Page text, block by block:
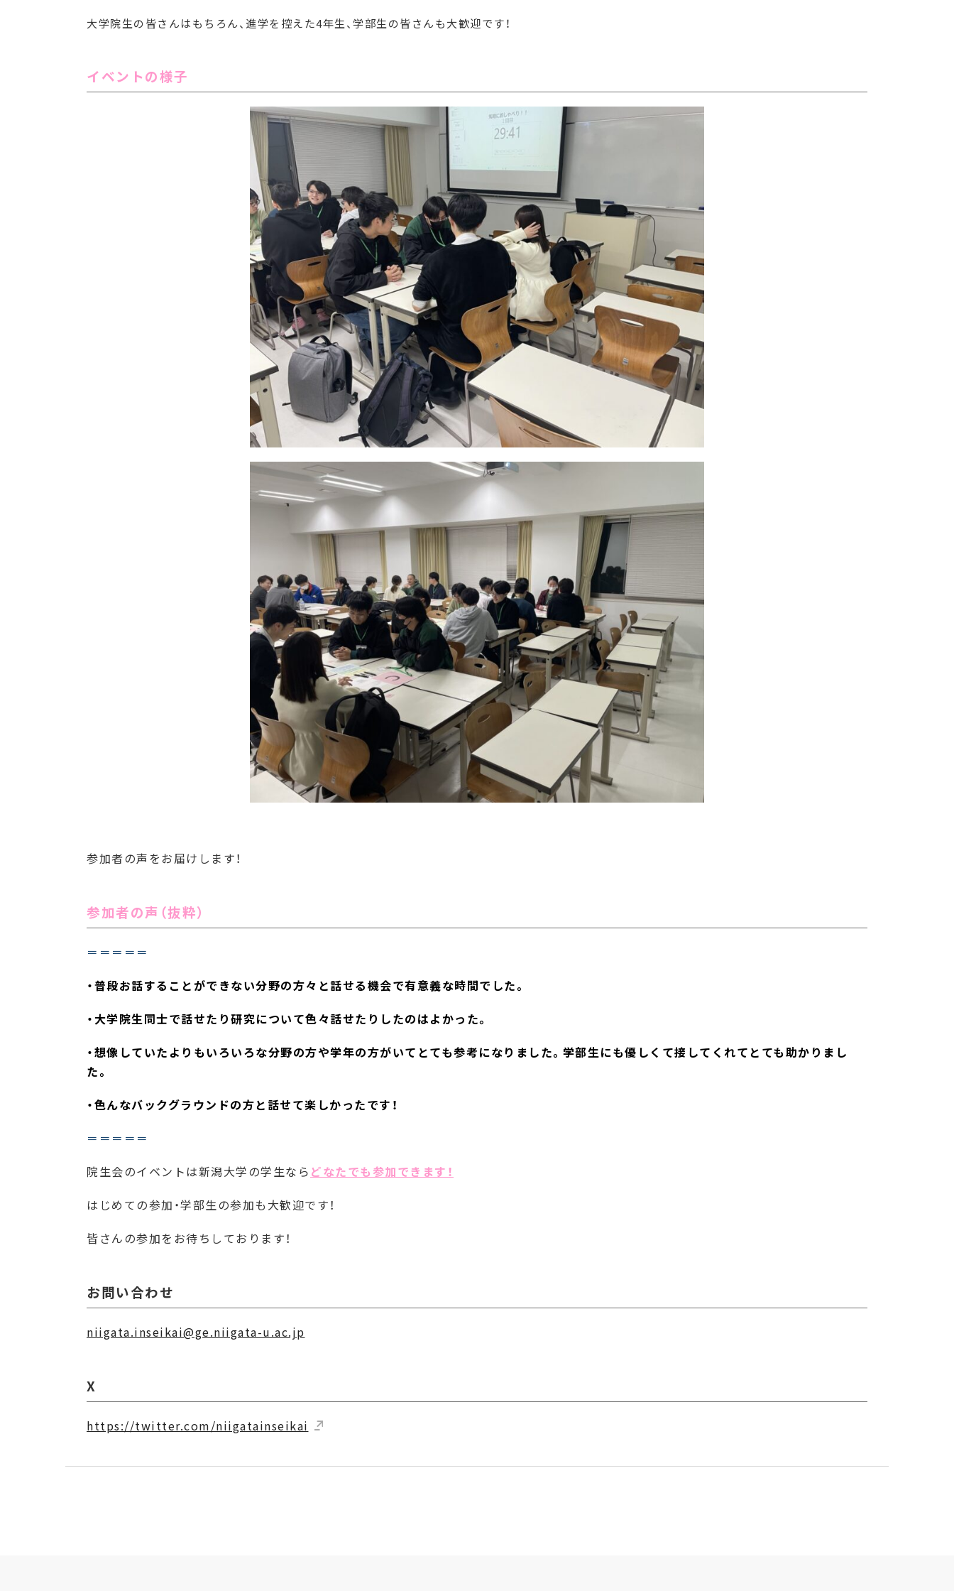
大学院生の皆さんはもちろん、進学を控えた4年生、学部生の皆さんも大歓迎です！
イベントの様子
参加者の声をお届けします！
参加者の声（抜粋）
＝＝＝＝＝
・普段お話することができない分野の方々と話せる機会で有意義な時間でした。
・大学院生同士で話せたり研究について色々話せたりしたのはよかった。
・想像していたよりもいろいろな分野の方や学年の方がいてとても参考になりました。学部生にも優しくて接してくれてとても助かりまし
た。
・色んなバックグラウンドの方と話せて楽しかったです！
＝＝＝＝＝
院生会のイベントは新潟大学の学生なら どなたでも参加できます！
はじめての参加・学部生の参加も大歓迎です！
皆さんの参加をお待ちしております！
お問い合わせ
niigata.inseikai@ge.niigata-u.ac.jp
X
https://twitter.com/niigatainseikai